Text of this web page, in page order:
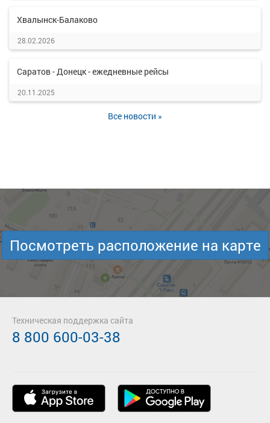
Хвалынск-Балаково
28.02.2026
Саратов - Донецк - ежедневные рейсы
20.11.2025
Все новости »
Посмотреть расположение на карте
Техническая поддержка сайта
8 800 600-03-38